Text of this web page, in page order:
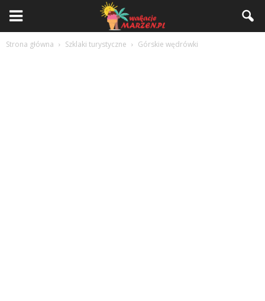
Strona główna Szklaki turystyczne Górskie wędrówki